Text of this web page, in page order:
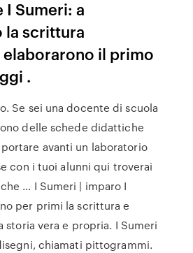
Sumeri: a
la scrittura
il primo
.
Se sei una docente di scuola
delle schede didattiche
avanti un laboratorio
con i tuoi alunni qui troverai
… I Sumeri | imparo I
per primi la scrittura e
storia vera e propria. I Sumeri
chiamati pittogrammi.